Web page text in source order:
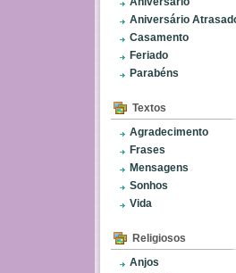
Aniversário
Casamento
Feriado
Parabéns
Textos
Agradecimento
Frases
Mensagens
Sonhos
Vida
Religiosos
Anjos